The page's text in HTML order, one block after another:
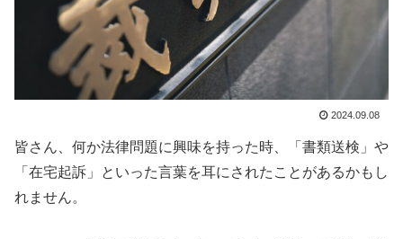
2024.09.08
皆さん、何か法律問題に興味を持った時、「書類送検」や
「在宅起訴」といった言葉を耳にされたことがあるかもし
れません。